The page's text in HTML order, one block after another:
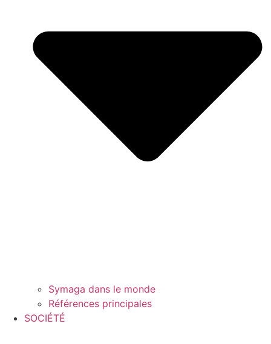
Symaga dans le monde
Références principales
SOCIÉTÉ